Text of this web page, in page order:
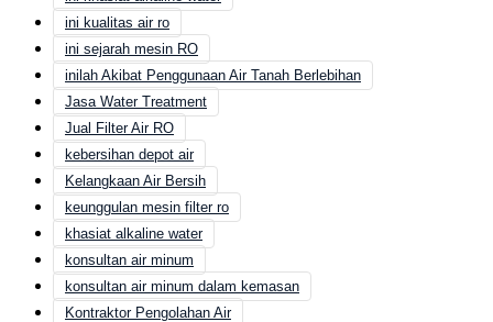
ini kualitas air ro
ini sejarah mesin RO
inilah Akibat Penggunaan Air Tanah Berlebihan
Jasa Water Treatment
Jual Filter Air RO
kebersihan depot air
Kelangkaan Air Bersih
keunggulan mesin filter ro
khasiat alkaline water
konsultan air minum
konsultan air minum dalam kemasan
Kontraktor Pengolahan Air